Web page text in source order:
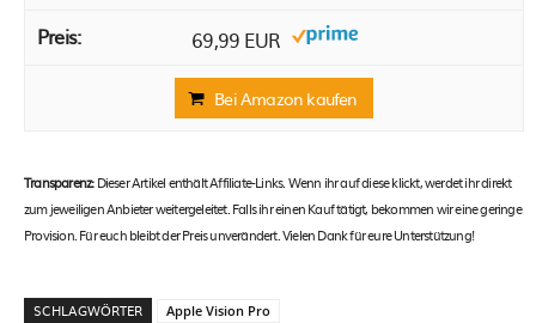
69,99 EUR
Bei Amazon kaufen
Transparenz:Dieser Artikel enthält Affiliate-Links. Wenn ihr auf diese klickt, werdet ihr direkt
zum jeweiligen Anbieter weitergeleitet. Falls ihr einen Kauf tätigt, bekommen wir eine geringe
Provision. Für euch bleibt der Preis unverändert. Vielen Dank für eure Unterstützung!
SCHLAGWÖRTER Apple Vision Pro